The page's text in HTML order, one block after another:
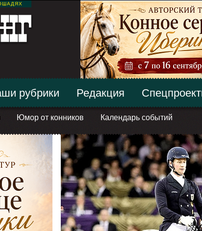
Юмор от конников Календарь событий
рубрики Редакция